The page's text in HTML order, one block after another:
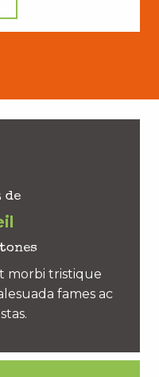
morbi tristique
fames ac